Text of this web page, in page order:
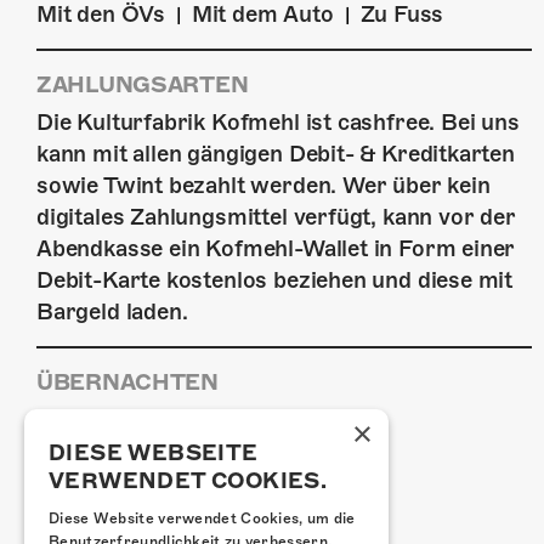
Mit den ÖVs
Mit dem Auto Zu Fuss
ZAHLUNGSARTEN
Die Kulturfabrik Kofmehl ist cashfree. Bei uns
kann mit allen gängigen Debit- & Kreditkarten
sowie Twint bezahlt werden. Wer über kein
digitales Zahlungsmittel verfügt, kann vor der
Abendkasse ein Kofmehl-Wallet in Form einer
Debit-Karte kostenlos beziehen und diese mit
Bargeld laden.
ÜBERNACHTEN
Hotel Kreuz Solothurn
H4 Hotel
Weitere Unterkünfte
×
DIESE WEBSEITE
VERWENDET COOKIES.
Diese Website verwendet Cookies, um die